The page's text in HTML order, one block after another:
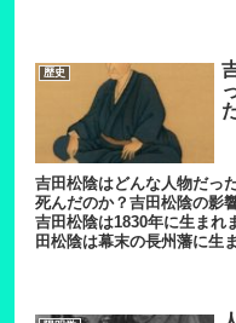
歴史
吉田松陰はどんな人物だっ
死んだのか？吉田松陰の影
吉田松陰は1830年に生まれ
田松陰は幕末の長州藩に生